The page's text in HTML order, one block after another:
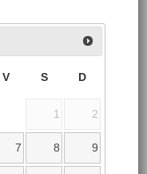
V S D
1 2
7 8 9